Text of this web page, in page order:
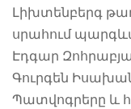
Լիխտենբերգ
սրահում
Էդգար
Գուրգեն
Պատվոգրերը և